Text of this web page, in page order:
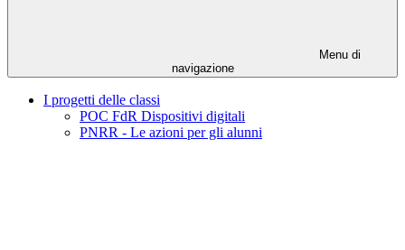
Menu di
navigazione
I progetti delle classi
POC FdR Dispositivi digitali
PNRR - Le azioni per gli alunni